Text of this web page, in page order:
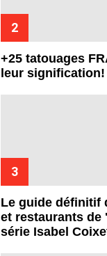
+25 tatouages
leur signification!
Le guide définitif
et restaurants de
série Isabel